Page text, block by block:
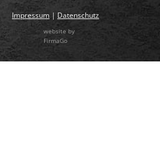
Impressum | Datenschutz
website by
FirmaGo